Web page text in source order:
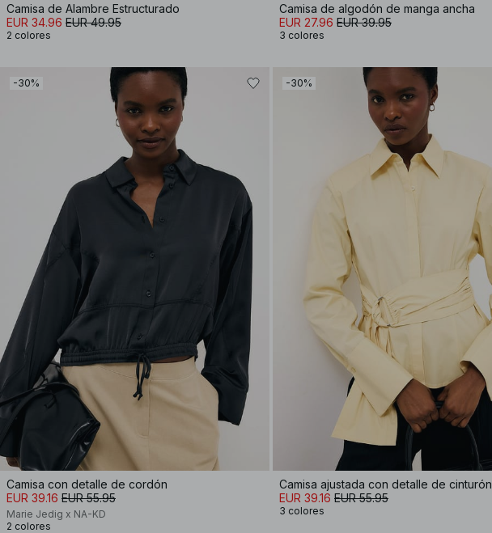
Camisa de Alambre Estructurado
EUR 34.96 EUR 49.95
2 colores
Camisa de algodón de manga ancha
EUR 27.96 EUR 39.95
3 colores
-30%
Camisa con detalle de cordón
EUR 39.16 EUR 55.95
Marie Jedig x NA-KD
2 colores
-30%
Camisa ajustada con detalle de cinturón
EUR 39.16 EUR 55.95
3 colores